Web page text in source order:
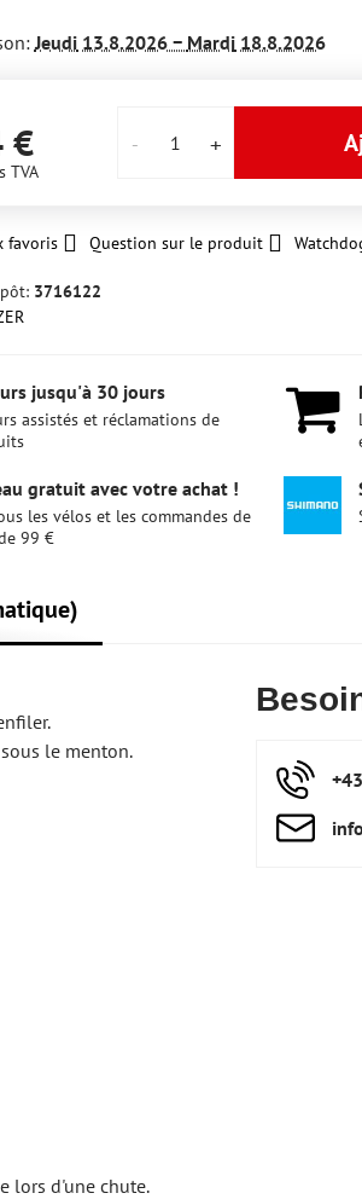
Jeudi13.8.2026 − Mardi18.8.2026
€
TVA
favoris Question sur le produit
3716122
jusqu'à 30 jours
assistés et réclamations de
gratuit avec votre achat !
les vélos et les commandes de
99 €
le menton.
lors d'une chute.